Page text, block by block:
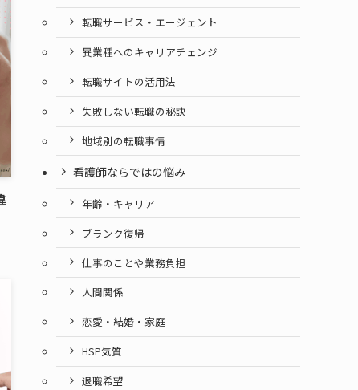
転職サービス・エージェント
異業種へのキャリアチェンジ
転職サイトの活用法
失敗しない転職の秘訣
地域別の転職事情
看護師ならではの悩み
年齢・キャリア
ブランク復帰
仕事のことや業務負担
人間関係
恋愛・結婚・家庭
HSP気質
退職希望